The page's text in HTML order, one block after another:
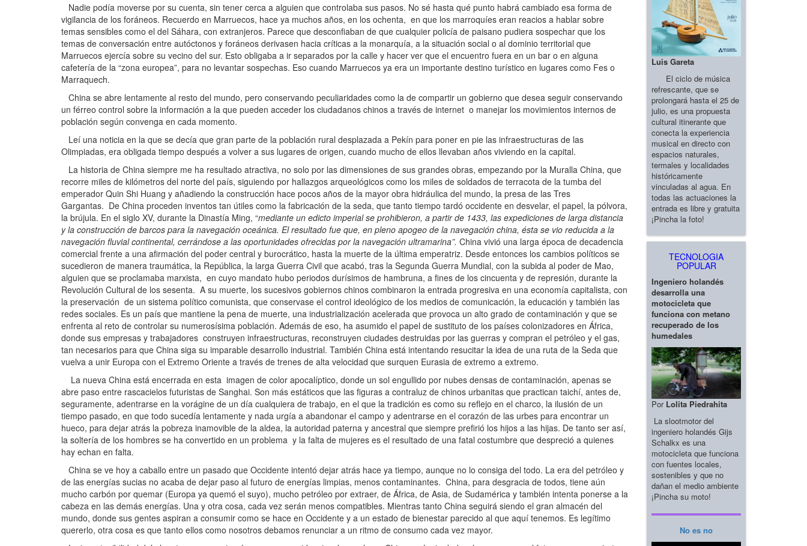
Nadie podía moverse por su cuenta, sin tener cerca a alguien que controlaba sus pasos. No sé hasta qué punto habrá cambiado esa forma de
vigilancia de los foráneos. Recuerdo en Marruecos, hace ya muchos años, en los ochenta, en que los marroquíes eran reacios a hablar sobre
temas sensibles como el del Sáhara, con extranjeros. Parece que desconfiaban de que cualquier policía de paisano pudiera sospechar que los
temas de conversación entre autóctonos y foráneos derivasen hacia críticas a la monarquía, a la situación social o al dominio territorial que
Marruecos ejercía sobre su vecino del sur. Esto obligaba a ir separados por la calle y hacer ver que el encuentro fuera en un bar o en alguna
cafetería de la “zona europea”, para no levantar sospechas. Eso cuando Marruecos ya era un importante destino turístico en lugares como Fes o
Marraquech.
China se abre lentamente al resto del mundo, pero conservando peculiaridades como la de compartir un gobierno que desea seguir conservando
un férreo control sobre la información a la que pueden acceder los ciudadanos chinos a través de internet o manejar los movimientos internos de
población según convenga en cada momento.
Leí una noticia en la que se decía que gran parte de la población rural desplazada a Pekín para poner en pie las infraestructuras de las
Olimpiadas, era obligada tiempo después a volver a sus lugares de origen, cuando mucho de ellos llevaban años viviendo en la capital.
La historia de China siempre me ha resultado atractiva, no solo por las dimensiones de sus grandes obras, empezando por la Muralla China, que
recorre miles de kilómetros del norte del país, siguiendo por hallazgos arqueológicos como los miles de soldados de terracota de la tumba del
emperador Quin Shi Huang y añadiendo la construcción hace pocos años de la mayor obra hidráulica del mundo, la presa de las Tres
Gargantas. De China proceden inventos tan útiles como la fabricación de la seda, que tanto tiempo tardó occidente en desvelar, el papel, la pólvora,
la brújula. En el siglo XV, durante la Dinastía Ming, “mediante un edicto imperial se prohibieron, a partir de 1433, las expediciones de larga distancia
y la construcción de barcos para la navegación oceánica. El resultado fue que, en pleno apogeo de la navegación china, ésta se vio reducida a la
navegación fluvial continental, cerrándose a las oportunidades ofrecidas por la navegación ultramarina”. China vivió una larga época de decadencia
comercial frente a una afirmación del poder central y burocrático, hasta la muerte de la última emperatriz. Desde entonces los cambios políticos se
sucedieron de manera traumática, la República, la larga Guerra Civil que acabó, tras la Segunda Guerra Mundial, con la subida al poder de Mao,
alguien que se proclamaba marxista, en cuyo mandato hubo periodos durísimos de hambruna, a fines de los cincuenta y de represión, durante la
Revolución Cultural de los sesenta. A su muerte, los sucesivos gobiernos chinos combinaron la entrada progresiva en una economía capitalista, con
la preservación de un sistema político comunista, que conservase el control ideológico de los medios de comunicación, la educación y también las
redes sociales. Es un país que mantiene la pena de muerte, una industrialización acelerada que provoca un alto grado de contaminación y que se
enfrenta al reto de controlar su numerosísima población. Además de eso, ha asumido el papel de sustituto de los países colonizadores en África,
donde sus empresas y trabajadores construyen infraestructuras, reconstruyen ciudades destruidas por las guerras y compran el petróleo y el gas,
tan necesarios para que China siga su imparable desarrollo industrial. También China está intentando resucitar la idea de una ruta de la Seda que
vuelva a unir Europa con el Extremo Oriente a través de trenes de alta velocidad que surquen Eurasia de extremo a extremo.
La nueva China está encerrada en esta imagen de color apocalíptico, donde un sol engullido por nubes densas de contaminación, apenas se
abre paso entre rascacielos futuristas de Sanghai. Son más estáticos que las figuras a contraluz de chinos urbanitas que practican taichí, antes de,
seguramente, adentrarse en la vorágine de un día cualquiera de trabajo, en el que la tradición es como su reflejo en el charco, la ilusión de un
tiempo pasado, en que todo sucedía lentamente y nada urgía a abandonar el campo y adentrarse en el corazón de las urbes para encontrar un
hueco, para dejar atrás la pobreza inamovible de la aldea, la autoridad paterna y ancestral que siempre prefirió los hijos a las hijas. De tanto ser así,
la soltería de los hombres se ha convertido en un problema y la falta de mujeres es el resultado de una fatal costumbre que despreció a quienes
hay echan en falta.
China se ve hoy a caballo entre un pasado que Occidente intentó dejar atrás hace ya tiempo, aunque no lo consiga del todo. La era del petróleo y
de las energías sucias no acaba de dejar paso al futuro de energías limpias, menos contaminantes. China, para desgracia de todos, tiene aún
mucho carbón por quemar (Europa ya quemó el suyo), mucho petróleo por extraer, de África, de Asia, de Sudamérica y también intenta ponerse a la
cabeza en las demás energías. Una y otra cosa, cada vez serán menos compatibles. Mientras tanto China seguirá siendo el gran almacén del
mundo, donde sus gentes aspiran a consumir como se hace en Occidente y a un estado de bienestar parecido al que aquí tenemos. Es legítimo
quererlo, otra cosa es que tanto ellos como nosotros debamos renunciar a un ritmo de consumo cada vez mayor.
Luis Gareta
El ciclo de música
refrescante, que se
prolongará hasta el 25 de
julio, es una propuesta
cultural itinerante que
conecta la experiencia
musical en directo con
espacios naturales,
termales y localidades
históricamente
vinculadas al agua. En
todas las actuaciones la
entrada es libre y gratuita
¡Pincha la foto!
TECNOLOGIA
POPULAR
Ingeniero holandés
desarrolla una
motocicleta que
funciona con metano
recuperado de los
humedales
Por Lolita Piedrahita
La slootmotor del
ingeniero holandés Gijs
Schalkx es una
motocicleta que funciona
con fuentes locales,
sostenibles y que no
dañan el medio ambiente
¡Pincha su moto!
No es no